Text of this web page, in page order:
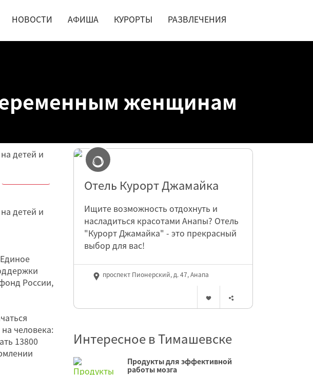
НОВОСТИ АФИША КУРОРТЫ РАЗВЛЕЧЕНИЯ
женщинам
детей и
детей и
России,
человека:
13800
Отель Курорт Джамайка
Ищите возможность отдохнуть и
насладиться красотами Анапы? Отель
"Курорт Джамайка" - это прекрасный
выбор для вас!
проспект Пионерский, д. 47, Анапа
Интересное в Тимашевске
Продукты для эффективной
работы мозга